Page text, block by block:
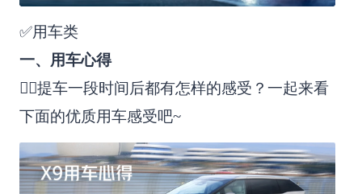
✅用车类
一、用车心得
✍🏻提车一段时间后都有怎样的感受？一起来看
下面的优质用车感受吧~